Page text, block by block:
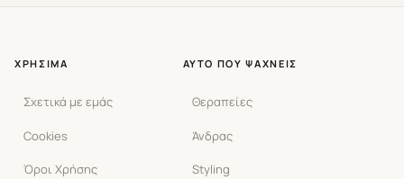
ΧΡΉΣΙΜΑ
Σχετικά με εμάς
Cookies
Όροι Χρήσης
ΑΥΤΌ ΠΟΥ ΨΆΧΝΕΙΣ
Θεραπείες
Άνδρας
Styling